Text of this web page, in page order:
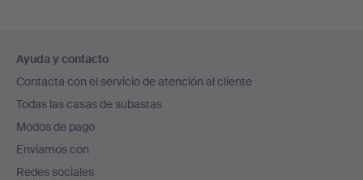
en
el
pie
de
página
Ayuda y contacto
Contacta con el servicio de atención al cliente
Todas las casas de subastas
Modos de pago
Enviamos con
Redes sociales